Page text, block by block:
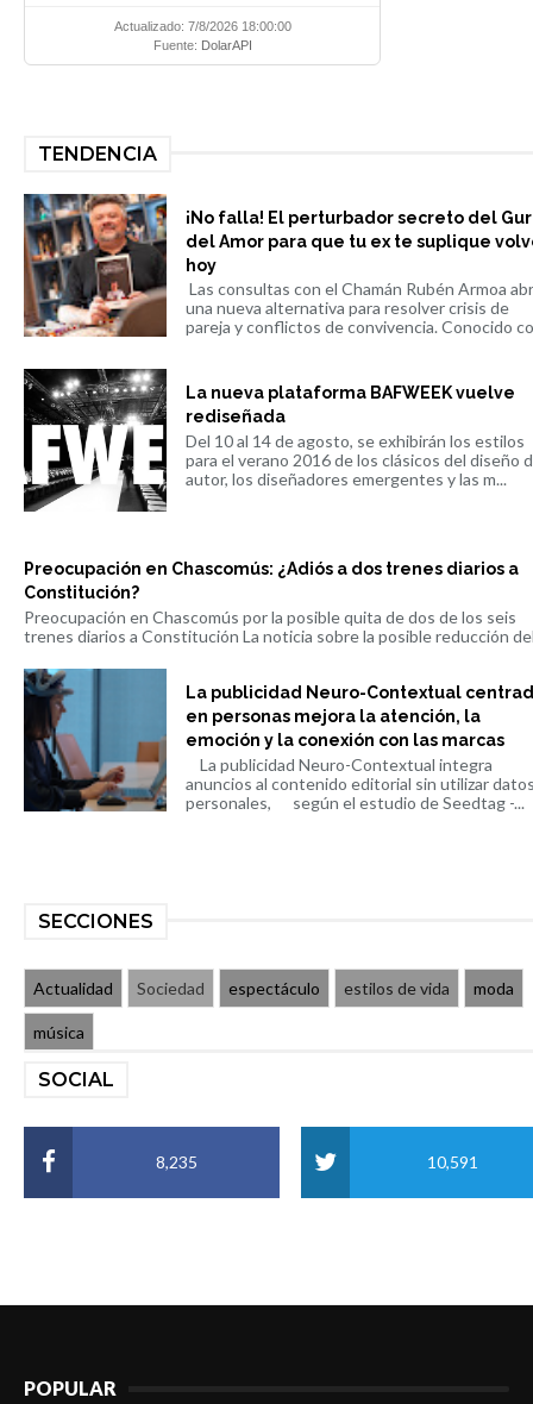
Actualizado: 7/8/2026 18:00:00
Fuente: DolarAPI
TENDENCIA
¡No falla! El perturbador secreto del
del Amor para que tu ex te suplique
hoy
Las consultas con el Chamán Rubén Armoa
una nueva alternativa para resolver crisis de
pareja y conflictos de convivencia. Conocido
La nueva plataforma BAFWEEK vuelve
rediseñada
Del 10 al 14 de agosto, se exhibirán los estilos
para el verano 2016 de los clásicos del diseño
autor, los diseñadores emergentes y las m...
Preocupación en Chascomús: ¿Adiós a dos trenes diarios a
Constitución?
Preocupación en Chascomús por la posible quita de dos de los seis
trenes diarios a Constitución La noticia sobre la posible reducción
La publicidad Neuro-Contextual
en personas mejora la atención, la
emoción y la conexión con las marcas
La publicidad Neuro-Contextual integra
anuncios al contenido editorial sin utilizar
personales, según el estudio de Seedtag -...
SECCIONES
Actualidad Sociedad espectáculo estilos de vida moda
música
SOCIAL
8,235 10,591
POPULAR